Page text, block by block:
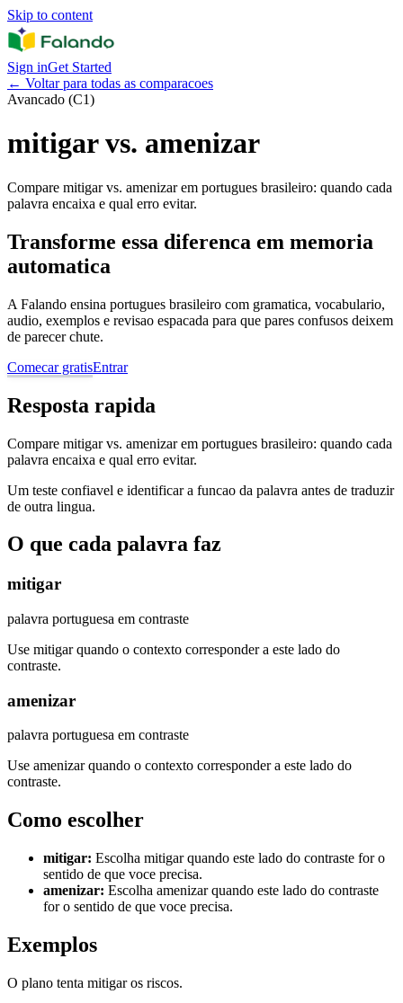
Skip to content
Sign inGet Started
← Voltar para todas as comparacoes
Avancado (C1)
mitigar vs. amenizar
Compare mitigar vs. amenizar em portugues brasileiro: quando cada
palavra encaixa e qual erro evitar.
Transforme essa diferenca em memoria
automatica
A Falando ensina portugues brasileiro com gramatica, vocabulario,
audio, exemplos e revisao espacada para que pares confusos deixem
de parecer chute.
Comecar gratisEntrar
Resposta rapida
Compare mitigar vs. amenizar em portugues brasileiro: quando cada
palavra encaixa e qual erro evitar.
Um teste confiavel e identificar a funcao da palavra antes de traduzir
de outra lingua.
O que cada palavra faz
mitigar
palavra portuguesa em contraste
Use mitigar quando o contexto corresponder a este lado do
contraste.
amenizar
palavra portuguesa em contraste
Use amenizar quando o contexto corresponder a este lado do
contraste.
Como escolher
mitigar: Escolha mitigar quando este lado do contraste for o
sentido de que voce precisa.
amenizar: Escolha amenizar quando este lado do contraste
for o sentido de que voce precisa.
Exemplos
O plano tenta mitigar os riscos.